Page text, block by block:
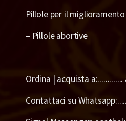
Pillole per il
– Pillole abortive
Ordina | acquista
Contattaci su